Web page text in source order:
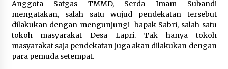
Lindungi Masjid Al Aqsa, Yerusalem,
dan Palestina
10 Agustus 2026
Anggota Satgas TMMD, Serda Imam Subandi
mengatakan, salah satu wujud pendekatan tersebut
dilakukan dengan mengunjungi bapak Sabri, salah satu
tokoh masyarakat Desa Lapri. Tak hanya tokoh
masyarakat saja pendekatan juga akan dilakukan dengan
para pemuda setempat.